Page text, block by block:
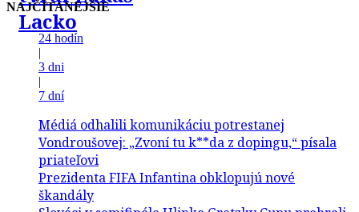
Lacko
NAJČÍTANEJŠIE
24 hodín
|
3 dni
|
7 dní